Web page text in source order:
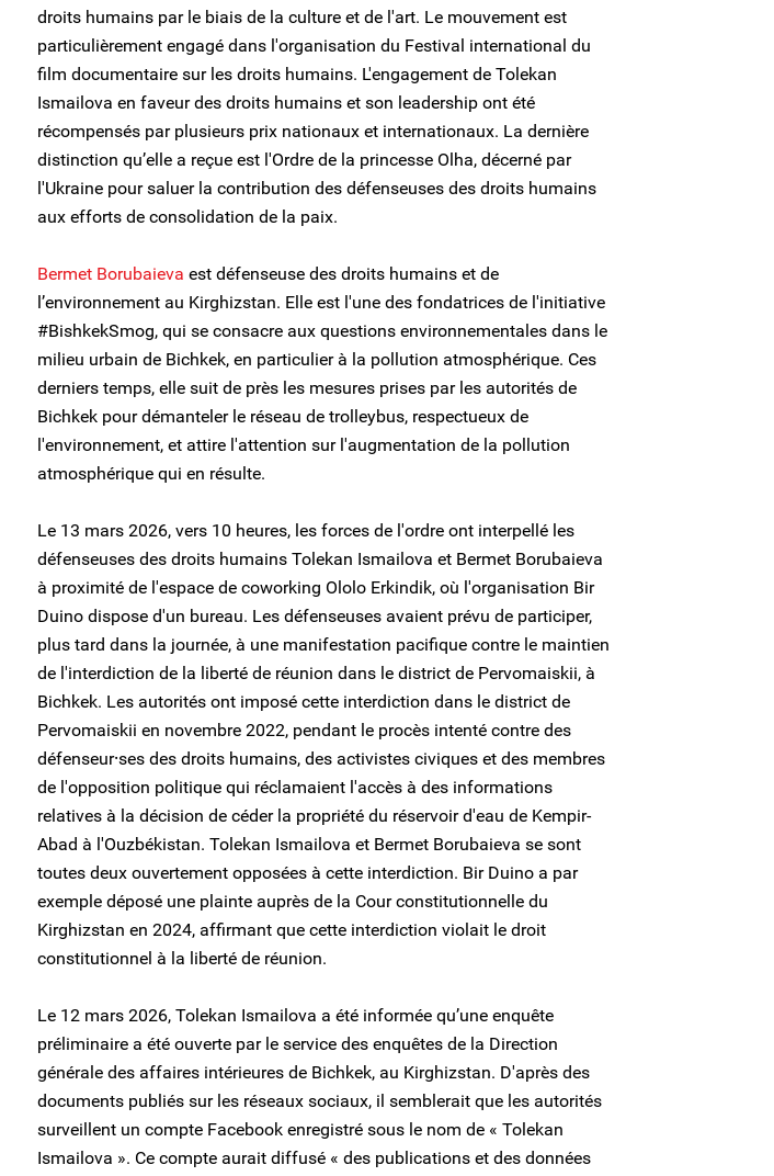
droits humains par le biais de la culture et de l'art. Le mouvement est
particulièrement engagé dans l'organisation du Festival international du
film documentaire sur les droits humains. L'engagement de Tolekan
Ismailova en faveur des droits humains et son leadership ont été
récompensés par plusieurs prix nationaux et internationaux. La dernière
distinction qu’elle a reçue est l'Ordre de la princesse Olha, décerné par
l'Ukraine pour saluer la contribution des défenseuses des droits humains
aux efforts de consolidation de la paix.
Bermet Borubaieva est défenseuse des droits humains et de
l’environnement au Kirghizstan. Elle est l'une des fondatrices de l'initiative
#BishkekSmog, qui se consacre aux questions environnementales dans le
milieu urbain de Bichkek, en particulier à la pollution atmosphérique. Ces
derniers temps, elle suit de près les mesures prises par les autorités de
Bichkek pour démanteler le réseau de trolleybus, respectueux de
l'environnement, et attire l'attention sur l'augmentation de la pollution
atmosphérique qui en résulte.
Le 13 mars 2026, vers 10 heures, les forces de l'ordre ont interpellé les
défenseuses des droits humains Tolekan Ismailova et Bermet Borubaieva
à proximité de l'espace de coworking Ololo Erkindik, où l'organisation Bir
Duino dispose d'un bureau. Les défenseuses avaient prévu de participer,
plus tard dans la journée, à une manifestation pacifique contre le maintien
de l'interdiction de la liberté de réunion dans le district de Pervomaiskii, à
Bichkek. Les autorités ont imposé cette interdiction dans le district de
Pervomaiskii en novembre 2022, pendant le procès intenté contre des
défenseur⸱ses des droits humains, des activistes civiques et des membres
de l'opposition politique qui réclamaient l'accès à des informations
relatives à la décision de céder la propriété du réservoir d'eau de Kempir-
Abad à l'Ouzbékistan. Tolekan Ismailova et Bermet Borubaieva se sont
toutes deux ouvertement opposées à cette interdiction. Bir Duino a par
exemple déposé une plainte auprès de la Cour constitutionnelle du
Kirghizstan en 2024, affirmant que cette interdiction violait le droit
constitutionnel à la liberté de réunion.
Le 12 mars 2026, Tolekan Ismailova a été informée qu’une enquête
préliminaire a été ouverte par le service des enquêtes de la Direction
générale des affaires intérieures de Bichkek, au Kirghizstan. D'après des
documents publiés sur les réseaux sociaux, il semblerait que les autorités
surveillent un compte Facebook enregistré sous le nom de « Tolekan
Ismailova ». Ce compte aurait diffusé « des publications et des données